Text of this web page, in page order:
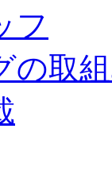
フ
の取